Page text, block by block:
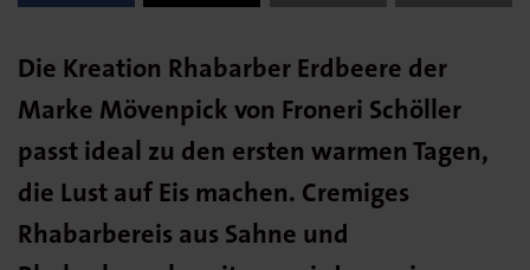
Die Kreation Rhabarber Erdbeere der
Marke Mövenpick von Froneri Schöller
passt ideal zu den ersten warmen Tagen,
die Lust auf Eis machen. Cremiges
Rhabarbereis aus Sahne und